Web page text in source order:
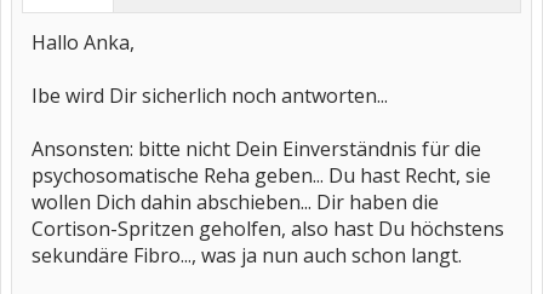
Hallo Anka,
Ibe wird Dir sicherlich noch antworten...
Ansonsten: bitte nicht Dein Einverständnis für die
psychosomatische Reha geben... Du hast Recht, sie
wollen Dich dahin abschieben... Dir haben die
Cortison-Spritzen geholfen, also hast Du höchstens
sekundäre Fibro..., was ja nun auch schon langt.